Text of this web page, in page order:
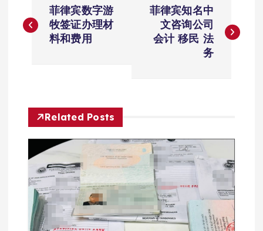
章
菲律宾数字游
牧签证办理材
料和费用
菲律宾知名中
文咨询公司
会计 移民 法
务
Related Posts